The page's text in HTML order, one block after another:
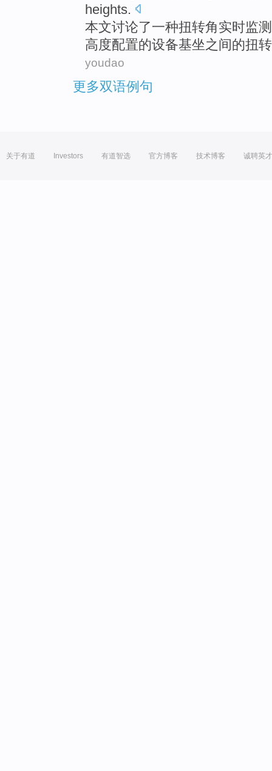
heights.
本文讨论了一种扭转角实时监测
高度配置的设备基坐之间的扭转
youdao
更多双语例句
关于有道 Investors 有道智选 官方博客 技术博客 诚聘英才